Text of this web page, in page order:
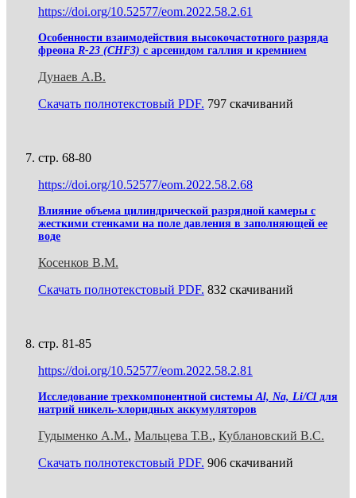
https://doi.org/10.52577/eom.2022.58.2.61
Особенности взаимодействия высокочастотного разряда
фреона R-23 (CHF3) с арсенидом галлия и кремнием
Дунаев А.В.
Скачать полнотекстовый PDF. 797 скачиваний
стр. 68-80
https://doi.org/10.52577/eom.2022.58.2.68
Влияние объема цилиндрической разрядной камеры с
жесткими стенками на поле давления в заполняющей ее
воде
Косенков В.М.
Скачать полнотекстовый PDF. 832 скачиваний
стр. 81-85
https://doi.org/10.52577/eom.2022.58.2.81
Исследование трехкомпонентной системы Al, Na, Li/Cl для
натрий никель-хлоридных аккумуляторов
Гудыменко А.М., Мальцева Т.В., Кублановский В.С.
Скачать полнотекстовый PDF. 906 скачиваний